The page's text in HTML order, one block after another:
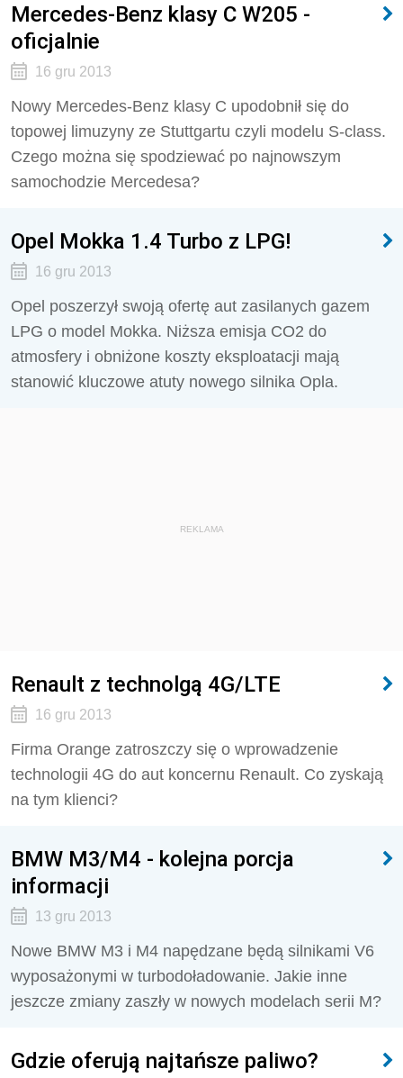
Mercedes-Benz klasy C W205 -
oficjalnie
16 gru 2013
Nowy Mercedes-Benz klasy C upodobnił się do
topowej limuzyny ze Stuttgartu czyli modelu S-class.
Czego można się spodziewać po najnowszym
samochodzie Mercedesa?
Opel Mokka 1.4 Turbo z LPG!
16 gru 2013
Opel poszerzył swoją ofertę aut zasilanych gazem
LPG o model Mokka. Niższa emisja CO2 do
atmosfery i obniżone koszty eksploatacji mają
stanowić kluczowe atuty nowego silnika Opla.
REKLAMA
Renault z technolgą 4G/LTE
16 gru 2013
Firma Orange zatroszczy się o wprowadzenie
technologii 4G do aut koncernu Renault. Co zyskają
na tym klienci?
BMW M3/M4 - kolejna porcja
informacji
13 gru 2013
Nowe BMW M3 i M4 napędzane będą silnikami V6
wyposażonymi w turbodoładowanie. Jakie inne
jeszcze zmiany zaszły w nowych modelach serii M?
Gdzie oferują najtańsze paliwo?